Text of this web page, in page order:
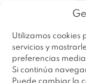
Utilizamos cookies
servicios y
preferencias
Si continúa
Puede cambiar la